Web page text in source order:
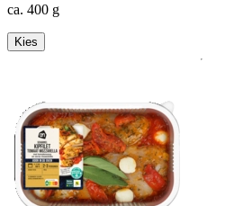
ca. 400 g
Kies